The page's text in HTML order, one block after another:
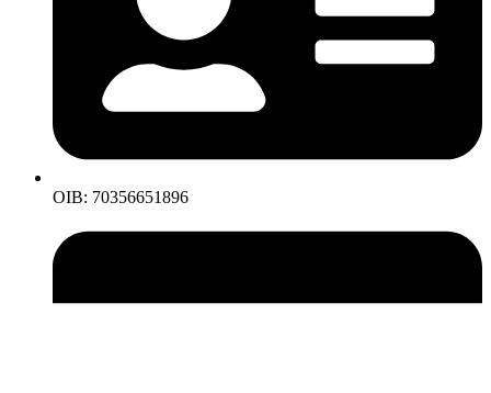
OIB: 70356651896